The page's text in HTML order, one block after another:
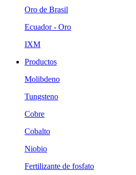
Oro de Brasil
Ecuador - Oro
IXM
Productos
Molibdeno
Tungsteno
Cobre
Cobalto
Niobio
Fertilizante de fosfato